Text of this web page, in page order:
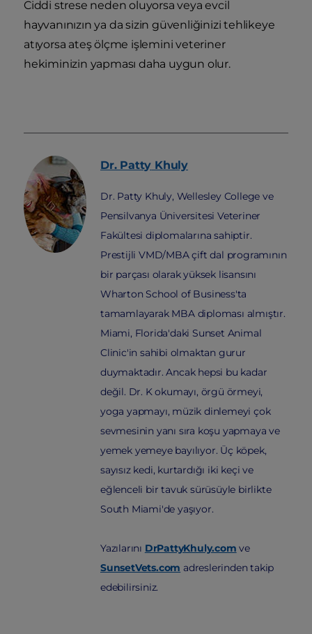
Ciddi strese neden oluyorsa veya evcil
hayvanınızın ya da sizin güvenliğinizi tehlikeye
atıyorsa ateş ölçme işlemini veteriner
hekiminizin yapması daha uygun olur.
Dr. Patty Khuly
Dr. Patty Khuly, Wellesley College ve
Pensilvanya Üniversitesi Veteriner
Fakültesi diplomalarına sahiptir.
Prestijli VMD/MBA çift dal programının
bir parçası olarak yüksek lisansını
Wharton School of Business'ta
tamamlayarak MBA diploması almıştır.
Miami, Florida'daki Sunset Animal
Clinic'in sahibi olmaktan gurur
duymaktadır. Ancak hepsi bu kadar
değil. Dr. K okumayı, örgü örmeyi,
yoga yapmayı, müzik dinlemeyi çok
sevmesinin yanı sıra koşu yapmaya ve
yemek yemeye bayılıyor. Üç köpek,
sayısız kedi, kurtardığı iki keçi ve
eğlenceli bir tavuk sürüsüyle birlikte
South Miami'de yaşıyor.
Yazılarını DrPattyKhuly.com ve
SunsetVets.com adreslerinden takip
edebilirsiniz.